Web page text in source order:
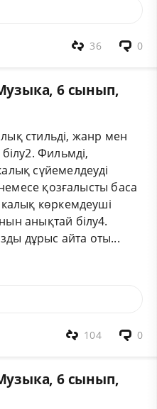
0
36
6 сынып,
стильді, жанр мен
Фильмді,
сүйемелдеуді
қозғалысты баса
көркемдеуші
анықтай білу4.
дұрыс айта оты...
0
104
6 сынып,